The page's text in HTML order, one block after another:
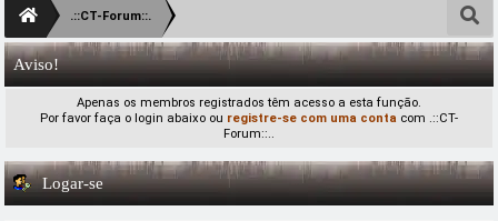
.::CT-Forum::.
Aviso!
Apenas os membros registrados têm acesso a esta função.
Por favor faça o login abaixo ou registre-se com uma conta com .::CT-
Forum::..
Logar-se